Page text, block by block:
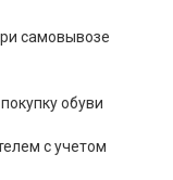
самовывозе
обуви
с учетом